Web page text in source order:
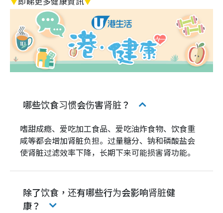
哪些饮食习惯会伤害肾脏？
嗜甜成瘾、爱吃加工食品、爱吃油炸食物、饮食重
咸等都会增加肾脏负担。过量糖分、钠和磷酸盐会
使肾脏过滤效率下降，长期下来可能损害肾功能。
除了饮食，还有哪些行为会影响肾脏健
康？